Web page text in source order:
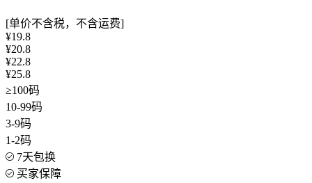
[单价不含税，不含运费]
¥19.8
¥20.8
¥22.8
¥25.8
≥100码
10-99码
3-9码
1-2码
7天包换
买家保障